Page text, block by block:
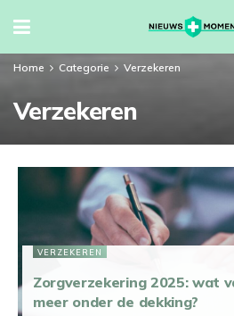
Home Categorie Verzekeren
Verzekeren
VERZEKEREN
Zorgverzekering 2025: wat
meer onder de dekking?